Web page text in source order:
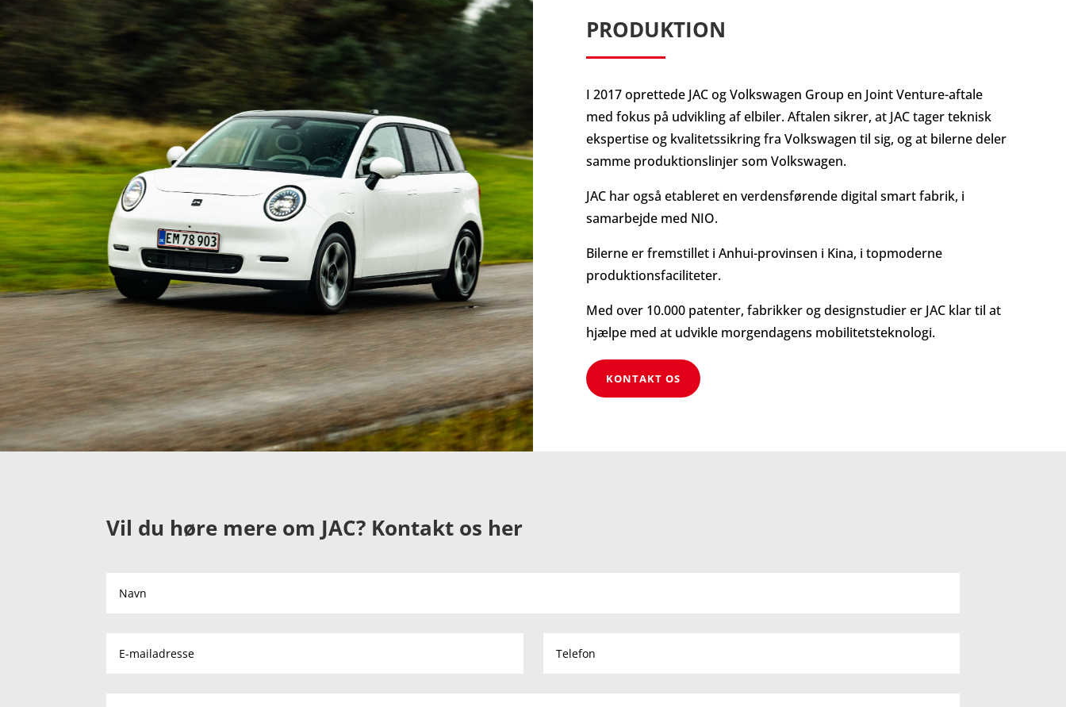
PRODUKTION
I 2017 oprettede JAC og Volkswagen Group en Joint Venture-aftale
med fokus på udvikling af elbiler. Aftalen sikrer, at JAC tager teknisk
ekspertise og kvalitetssikring fra Volkswagen til sig, og at bilerne deler
samme produktionslinjer som Volkswagen.
JAC har også etableret en verdensførende digital smart fabrik, i
samarbejde med NIO.
Bilerne er fremstillet i Anhui-provinsen i Kina, i topmoderne
produktionsfaciliteter.
Med over 10.000 patenter, fabrikker og designstudier er JAC klar til at
hjælpe med at udvikle morgendagens mobilitetsteknologi.
KONTAKT OS
Vil du høre mere om JAC? Kontakt os her